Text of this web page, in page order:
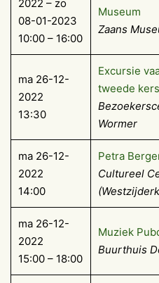
2022 – zo
08-01-2023
10:00 – 16:00
Museum
Zaans
ma 26-12-
2022
13:30
Excursie
tweede
Wormer
ma 26-12-
2022
14:00
Petra
Cultureel
ma 26-12-
2022
15:00 – 18:00
Muziek
Buurthuis